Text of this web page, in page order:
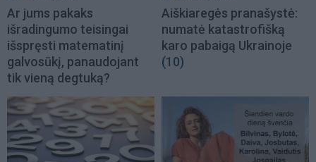
Ar jums pakaks
išradingumo teisingai
išspręsti matematinį
galvosūkį, panaudojant
tik vieną degtuką?
Aiškiaregės pranašystė:
numatė katastrofišką
karo pabaigą Ukrainoje
(10)